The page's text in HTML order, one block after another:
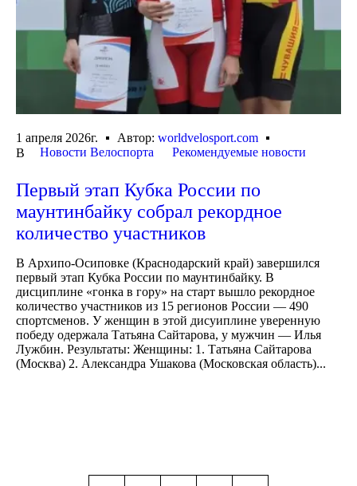
1 апреля 2026г. Автор: worldvelosport.com
В
Новости Велоспорта Рекомендуемые новости
Первый этап Кубка России по
маунтинбайку собрал рекордное
количество участников
В Архипо-Осиповке (Краснодарский край) завершился
первый этап Кубка России по маунтинбайку. В
дисциплине «гонка в гору» на старт вышло рекордное
количество участников из 15 регионов России — 490
спортсменов. У женщин в этой дисуиплине уверенную
победу одержала Татьяна Сайтарова, у мужчин — Илья
Лужбин. Результаты: Женщины: 1. Татьяна Сайтарова
(Москва) 2. Александра Ушакова (Московская область)...